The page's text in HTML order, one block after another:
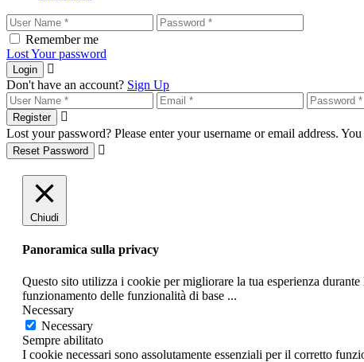
Remember me
Lost Your password
Login
Don't have an account? Sign Up
Register
Lost your password? Please enter your username or email address.
Reset Password
Chiudi
Panoramica sulla privacy
Questo sito utilizza i cookie per migliorare la tua esperienza
funzionamento delle funzionalità di base ...
Necessary
Necessary
Sempre abilitato
I cookie necessari sono assolutamente essenziali per il corretto